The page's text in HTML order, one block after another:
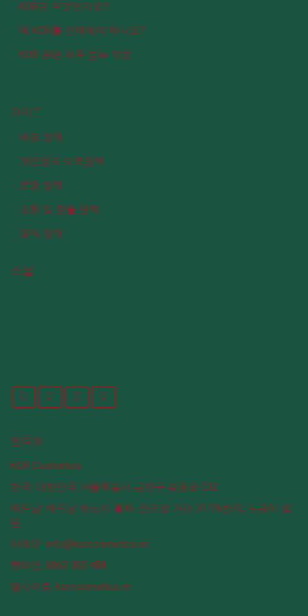
KOR란 무엇인가요?
왜 KOR를 선택해야 하나요?
KOR 관련 자주 묻는 질문
가이드
배송 정책
개인정보 보호정책
보증 정책
교환 및 환불 정책
결제 정책
소셜
연락처
KOR Cosmetics
한국: 대한민국 서울특별시 금천구 벚꽃로 232
베트남: 베트남 하노이 홍하, 안즈엉 거리 31/76번지, 뉴웨이 빌
딩
이메일: info@korcosmetics.vn
핫라인: 0862 302 488
웹사이트: korcosmetics.vn